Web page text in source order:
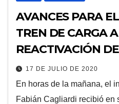
AVANCES PARA
TREN DE CARGA
REACTIVACIÓN
17 DE JULIO DE 2020
En horas de la mañana, el
Fabián Cagliardi recibió en